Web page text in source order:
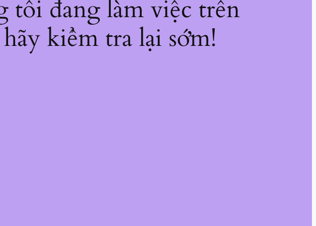
tôi đang làm việc trên
kiểm tra lại sớm!